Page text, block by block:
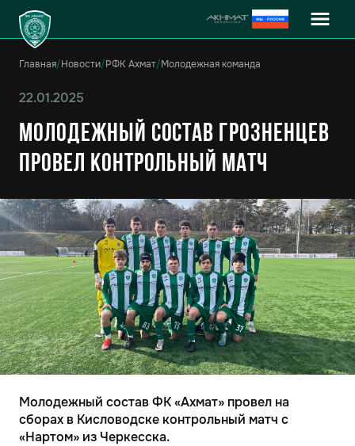
Главная/Новости/РФК Ахмат/Молодежная команда
22.01.2025
Молодежный состав грозненцев
провел контрольный матч
Молодежный состав ФК «Ахмат» провел на
сборах в Кисловодске контрольный матч с
«Нартом» из Черкесска.